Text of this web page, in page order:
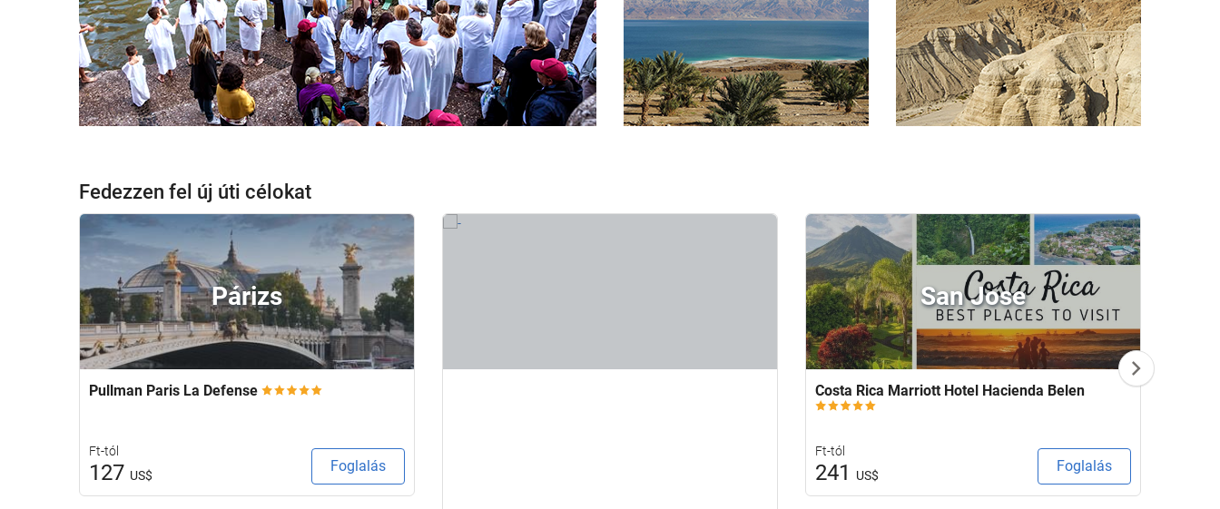
Fedezzen fel új úti célokat
Párizs
Pullman Paris La Defense
Ft-tól
127 US$
Foglalás
San Jose
Costa Rica Marriott Hotel Hacienda Belen
Ft-tól
241 US$
Foglalás